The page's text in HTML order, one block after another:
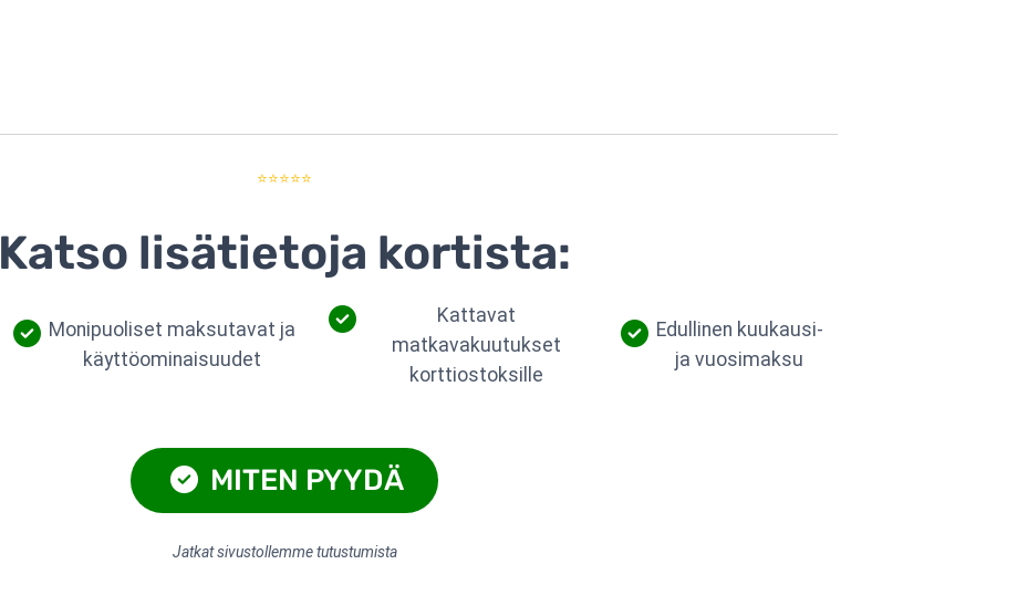
⭐⭐⭐⭐⭐
Katso lisätietoja kortista:
Monipuoliset maksutavat ja
käyttöominaisuudet
Kattavat
matkavakuutukset
korttiostoksille
Edullinen kuukausi-
ja vuosimaksu
MITEN PYYDÄ
Jatkat sivustollemme tutustumista